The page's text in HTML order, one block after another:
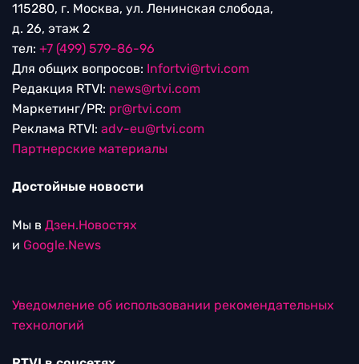
115280, г. Москва, ул. Ленинская слобода,
д. 26, этаж 2
тел: +7 (499) 579-86-96
Для общих вопросов: Infortvi@rtvi.com
Редакция RTVI: news@rtvi.com
Маркетинг/PR: pr@rtvi.com
Реклама RTVI: adv-eu@rtvi.com
Партнерские материалы
Достойные новости
Мы в Дзен.Новостях
и Google.News
Уведомление об использовании рекомендательных
технологий